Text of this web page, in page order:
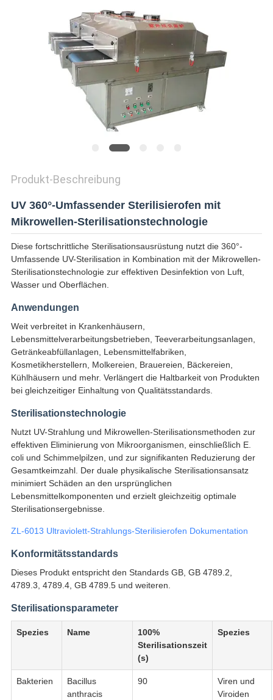
SHOW
SITEMAP
Produkt-Beschreibung
UV 360°-Umfassender Sterilisierofen mit
Mikrowellen-Sterilisationstechnologie
Diese fortschrittliche Sterilisationsausrüstung nutzt die 360°-
Umfassende UV-Sterilisation in Kombination mit der Mikrowellen-
Sterilisationstechnologie zur effektiven Desinfektion von Luft,
Wasser und Oberflächen.
Anwendungen
Weit verbreitet in Krankenhäusern,
Lebensmittelverarbeitungsbetrieben, Teeverarbeitungsanlagen,
Getränkeabfüllanlagen, Lebensmittelfabriken,
Kosmetikherstellern, Molkereien, Brauereien, Bäckereien,
Kühlhäusern und mehr. Verlängert die Haltbarkeit von Produkten
bei gleichzeitiger Einhaltung von Qualitätsstandards.
Sterilisationstechnologie
Nutzt UV-Strahlung und Mikrowellen-Sterilisationsmethoden zur
effektiven Eliminierung von Mikroorganismen, einschließlich E.
coli und Schimmelpilzen, und zur signifikanten Reduzierung der
Gesamtkeimzahl. Der duale physikalische Sterilisationsansatz
minimiert Schäden an den ursprünglichen
Lebensmittelkomponenten und erzielt gleichzeitig optimale
Sterilisationsergebnisse.
ZL-6013 Ultraviolett-Strahlungs-Sterilisierofen Dokumentation
Konformitätsstandards
Dieses Produkt entspricht den Standards GB, GB 4789.2,
4789.3, 4789.4, GB 4789.5 und weiteren.
Sterilisationsparameter
Spezies Name
100%
Sterilisationszeit
(s)
Spezies
Bakterien
Bacillus
anthracis
90
Viren und
Viroiden